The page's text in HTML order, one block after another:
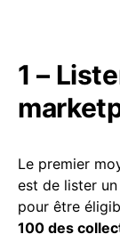
1 –
Le premier
est de lister
pour être
100 des